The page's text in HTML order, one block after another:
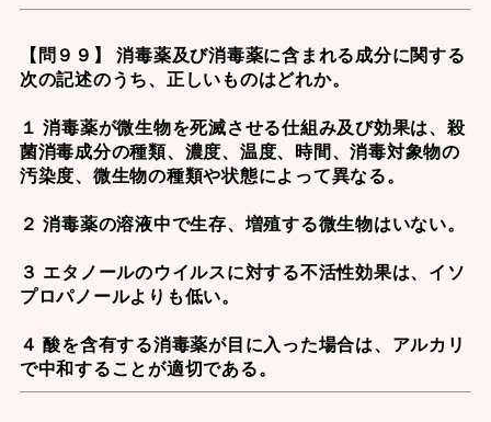
【問９９】 消毒薬及び消毒薬に含まれる成分に関する
次の記述のうち、正しいものはどれか。
１ 消毒薬が微生物を死滅させる仕組み及び効果は、殺
菌消毒成分の種類、濃度、温度、時間、消毒対象物の
汚染度、微生物の種類や状態によって異なる。
２ 消毒薬の溶液中で生存、増殖する微生物はいない。
３ エタノールのウイルスに対する不活性効果は、イソ
プロパノールよりも低い。
４ 酸を含有する消毒薬が目に入った場合は、アルカリ
で中和することが適切である。